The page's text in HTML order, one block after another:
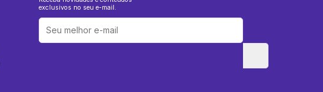
exclusivos no seu e-mail.